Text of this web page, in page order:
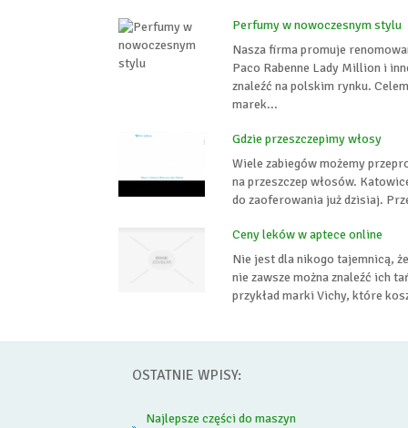
Perfumy w nowoczesnym stylu
Nasza firma promuje
Paco Rabenne Lady Million i
znaleźć na polskim rynku.
marek...
Gdzie przeszczepimy włosy
Wiele zabiegów możemy
na przeszczep włosów.
do zaoferowania już dzisiaj.
Ceny leków w aptece online
Nie jest dla nikogo tajemnicą,
nie zawsze można znaleźć ich
przykład marki Vichy, które
OSTATNIE WPISY:
Najlepsze części do maszyn